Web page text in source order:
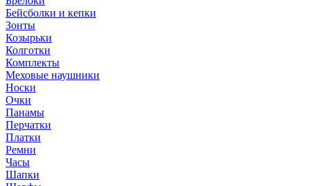
Бейсболки и кепки
Зонты
Козырьки
Колготки
Комплекты
Меховые наушники
Носки
Очки
Панамы
Перчатки
Платки
Ремни
Часы
Шапки